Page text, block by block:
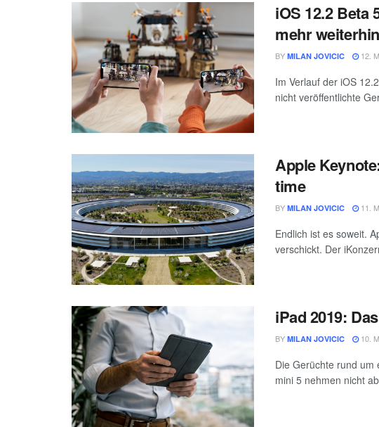
iOS 12.2 Beta
mehr
BY MILAN JOVICIC 12.
Im Verlauf der iOS
nicht veröffentlichte
Apple
time
BY MILAN JOVICIC 11.
Endlich ist es soweit.
verschickt. Der
iPad 2019:
BY MILAN JOVICIC 10.
Die Gerüchte rund um
mini 5 nehmen nicht